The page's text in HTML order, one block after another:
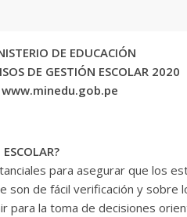
DE EDUCACIÓN
DE GESTIÓN ESCOLAR 2020
www.minedu.gob.pe
para asegurar que los
de fácil verificación y sobre
para la toma de decisiones